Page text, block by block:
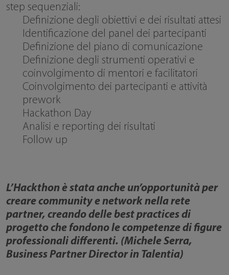
step sequenziali:
Definizione degli obiettivi e dei risultati attesi
Identificazione del panel dei partecipanti
Definizione del piano di comunicazione
Definizione degli strumenti operativi e
coinvolgimento di mentori e facilitatori
Coinvolgimento dei partecipanti e attività
prework
Hackathon Day
Analisi e reporting dei risultati
Follow up
L’Hackthon è stata anche un’opportunità per
creare community e network nella rete
partner, creando delle best practices di
progetto che fondono le competenze di figure
professionali differenti. (Michele Serra,
Business Partner Director in Talentia)